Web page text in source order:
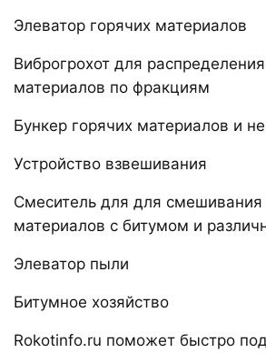
Элеватор горячих материалов
Виброгрохот для
материалов по фракциям
Бункер горячих материалов и
Устройство взвешивания
Смеситель для для смешивания
материалов с битумом и
Элеватор пыли
Битумное хозяйство
Rokotinfo.ru поможет быстро